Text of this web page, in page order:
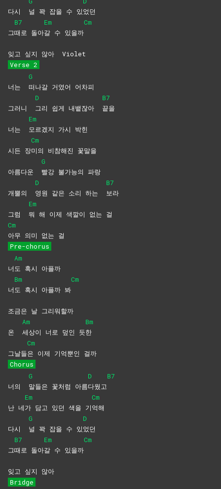
다시 널 꽉 잡을 수 있었던
그
B7
때로 돌아
Em
갈 수 있을까
Cm
잊고 싶지 않아 Violet
Verse 2
너는
G
떠나갈 거였어 어차피
그러니
D
그리 쉽게 내뱉잖아
B7
끝을
너는
Em
모르겠지 가시 박힌
시든 장
Cm
미의 비참해진 꽃말을
아름다운
G
빨강 불가능의 파랑
개뿔의
D
영원 같은 소리 하는
B7
보라
그럼
Em
뭐 해 이제 색깔이 없는 걸
Cm
아무 의미 없는 걸
Pre-chorus
너
Am
도 혹시 아플까
너
Bm
도 혹시 아플까 봐
Cm
조금은 날 그리워할까
온
Am
세상이 너로 덮인 듯
Bm
한
그날들
Cm
은 이제 기억뿐인 걸까
Chorus
너의
G
말들은 꽃처럼 아름
D
다웠고
B7
난 네
Em
가 담고 있던 색을 기
Cm
억해
다시
G
널 꽉 잡을 수 있
D
었던
그
B7
때로 돌아
Em
갈 수 있을까
Cm
잊고 싶지 않아
Bridge